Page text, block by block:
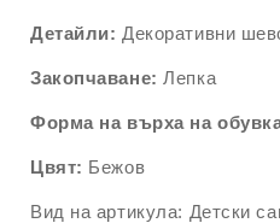
Детайли: Декоративни
Закопчаване: Лепка
Форма на върха на
Цвят: Бежов
Вид на артикула: Детски